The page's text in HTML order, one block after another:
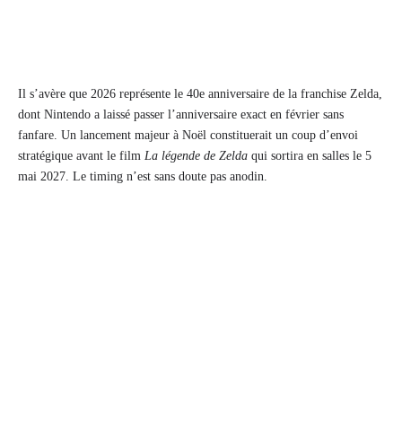
Il s’avère que 2026 représente le 40e anniversaire de la franchise Zelda,
dont Nintendo a laissé passer l’anniversaire exact en février sans
fanfare. Un lancement majeur à Noël constituerait un coup d’envoi
stratégique avant le film La légende de Zelda qui sortira en salles le 5
mai 2027. Le timing n’est sans doute pas anodin.